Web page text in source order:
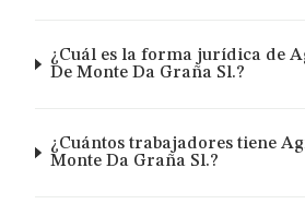
¿Cuál es la forma jurídica de
De Monte Da Graña Sl.?
¿Cuántos trabajadores tiene
Monte Da Graña Sl.?